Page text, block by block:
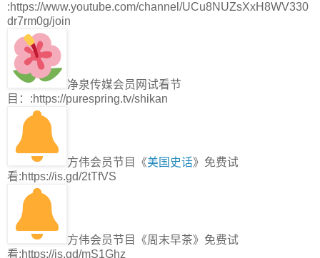
:https://www.youtube.com/channel/UCu8NUZsXxH8WV330
dr7rm0g/join
净泉传媒会员网试看节
目：:https://purespring.tv/shikan
方伟会员节目《美国史话》免费试
看:https://is.gd/2tTfVS
方伟会员节目《周末早茶》免费试
看:https://is.gd/mS1Ghz